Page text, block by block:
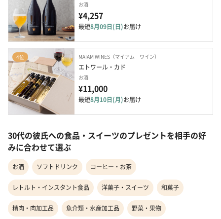
お酒
¥4,257
最短8月09日(日)お届け
4位 MAIAM WINES（マイアム ワイン）
エトワール・カド
お酒
¥11,000
最短8月10日(月)お届け
30代の彼氏への食品・スイーツのプレゼントを相手の好
みに合わせて選ぶ
お酒 ソフトドリンク コーヒー・お茶
レトルト・インスタント食品 洋菓子・スイーツ 和菓子
精肉・肉加工品 魚介類・水産加工品 野菜・果物